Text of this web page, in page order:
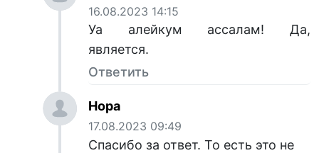
16.08.2023 14:15
Уа алейкум ассалам! Да,
является.
Ответить
Нора
17.08.2023 09:49
Спасибо за ответ. То есть это не